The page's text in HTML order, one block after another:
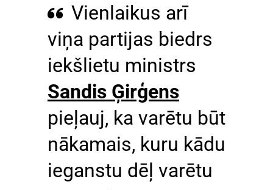
Vienlaikus arī
viņa partijas biedrs
iekšlietu ministrs
Sandis Ģirģens
pieļauj, ka varētu būt
nākamais, kuru kādu
ieganstu dēļ varētu